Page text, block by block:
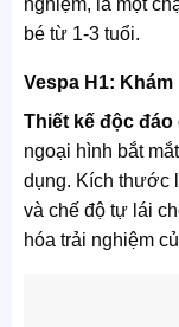
bé từ 1-3 tuổi.
Vespa H1:
Thiết kế độc đáo
ngoại hình bắt
dụng. Kích thước
và chế độ tự lái
hóa trải nghiệm